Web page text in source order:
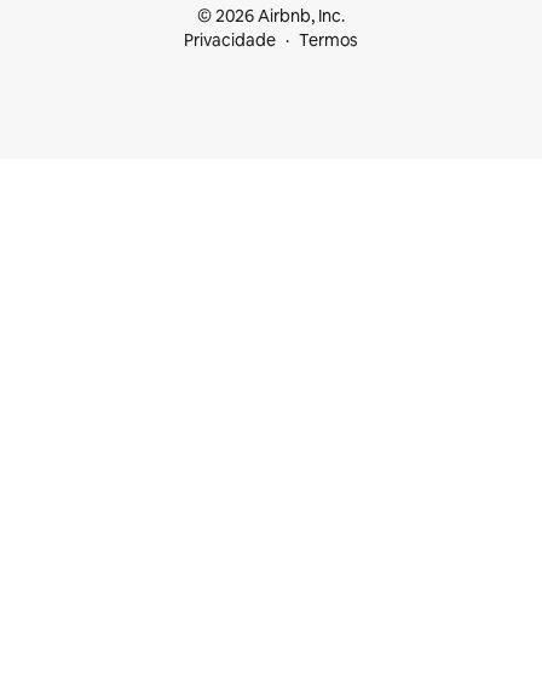
© 2026 Airbnb, Inc.
Privacidade
Termos